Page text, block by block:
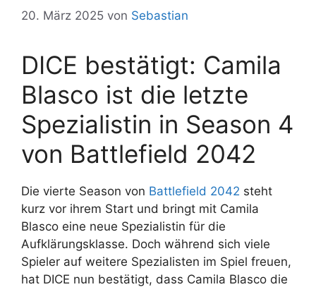
20. März 2025 von Sebastian
DICE bestätigt: Camila
Blasco ist die letzte
Spezialistin in Season 4
von Battlefield 2042
Die vierte Season von Battlefield 2042 steht
kurz vor ihrem Start und bringt mit Camila
Blasco eine neue Spezialistin für die
Aufklärungsklasse. Doch während sich viele
Spieler auf weitere Spezialisten im Spiel freuen,
hat DICE nun bestätigt, dass Camila Blasco die